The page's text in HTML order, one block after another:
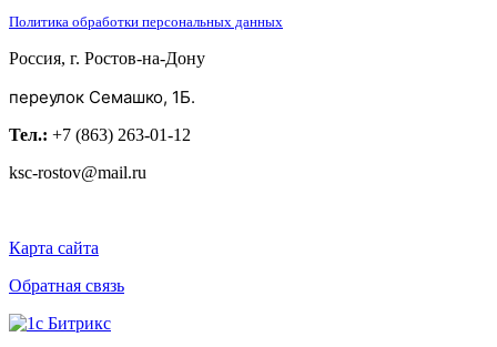
Политика обработки персональных данных
Россия, г. Ростов-на-Дону
переулок Семашко, 1Б.
Тел.: +7 (863) 263-01-12
ksc-rostov@mail.ru
Карта сайта
Обратная связь